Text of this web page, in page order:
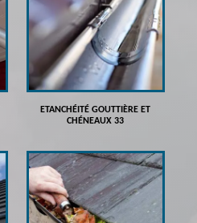
ETANCHÉITÉ GOUTTIÈRE ET
CHÉNEAUX 33